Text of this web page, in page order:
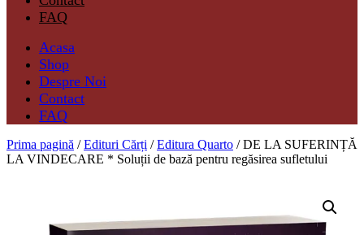
FAQ
Acasa
Shop
Despre Noi
Contact
FAQ
Prima pagină /Edituri Cărți /Editura Quarto / DE LA SUFERINȚĂ
LA VINDECARE * Soluții de bază pentru regăsirea sufletului